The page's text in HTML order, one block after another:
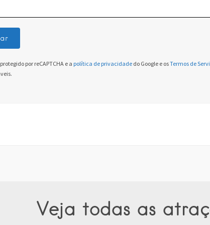
por reCAPTCHA e a política de privacidade do Google e osTermos de
Veja todas as